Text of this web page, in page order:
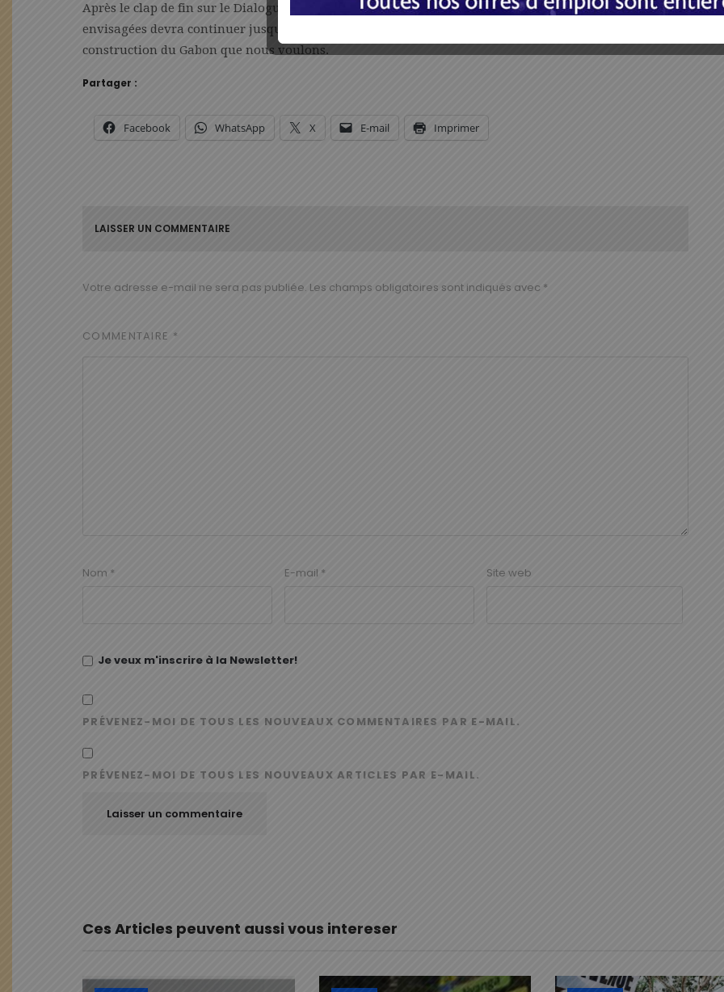
Après le clap de fin sur le Dialogue national inclusif, un grand travail d’explication des réformes
envisagées devra continuer jusqu’au référendum, une manière d’impliquer tout le monde dans la
construction du Gabon que nous voulons.
Partager :
Facebook WhatsApp X E-mail Imprimer
LAISSER UN COMMENTAIRE
Votre adresse e-mail ne sera pas publiée. Les champs obligatoires sont indiqués avec *
COMMENTAIRE *
Nom * E-mail * Site web
Je veux m'inscrire à la Newsletter!
PRÉVENEZ-MOI DE TOUS LES NOUVEAUX COMMENTAIRES PAR E-MAIL.
PRÉVENEZ-MOI DE TOUS LES NOUVEAUX ARTICLES PAR E-MAIL.
Ces Articles peuvent aussi vous intereser